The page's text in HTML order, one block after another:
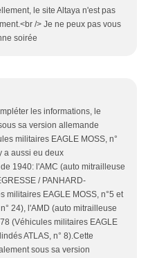
le site Altaya n'est pas
/> Je ne peux pas vous
soirée
les informations, le
sa version allemande
militaires EAGLE MOSS, n°
a aussi eu deux
1940: l'AMC (auto mitrailleuse
/ PANHARD-
militaires EAGLE MOSS, n°5 et
24), l'AMD (auto mitrailleuse
(Véhicules militaires EAGLE
ATLAS, n° 8).Cette
sous sa version